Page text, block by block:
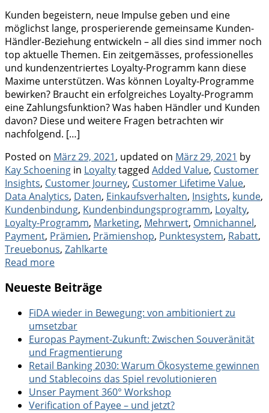
Kunden begeistern, neue Impulse geben und eine
möglichst lange, prosperierende gemeinsame Kunden-
Händler-Beziehung entwickeln – all dies sind immer noch
top aktuelle Themen. Ein zeitgemässes, professionelles
und kundenzentriertes Loyalty-Programm kann diese
Maxime unterstützen. Was können Loyalty-Programme
bewirken? Braucht ein erfolgreiches Loyalty-Programm
eine Zahlungsfunktion? Was haben Händler und Kunden
davon? Diese und weitere Fragen betrachten wir
nachfolgend. […]
Posted on März 29, 2021, updated on März 29, 2021 by
Kay Schoening in Categories
Loyaltytagged Tags
Added Value, Customer
Insights, Customer Journey, Customer Lifetime Value,
Data Analytics, Daten, Einkaufsverhalten, Insights, kunde,
Kundenbindung, Kundenbindungsprogramm, Loyalty,
Loyalty-Programm, Marketing, Mehrwert, Omnichannel,
Payment, Prämien, Prämienshop, Punktesystem, Rabatt,
Treuebonus, Zahlkarte
Read more
Neueste Beiträge
FiDA wieder in Bewegung: von ambitioniert zu
umsetzbar
Europas Payment-Zukunft: Zwischen Souveränität
und Fragmentierung
Retail Banking 2030: Warum Ökosysteme gewinnen
und Stablecoins das Spiel revolutionieren
Unser Payment 360° Workshop
Verification of Payee – und jetzt?